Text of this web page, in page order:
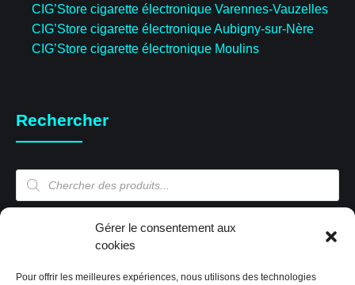
Gérer le consentement aux
cookies
Pour offrir les meilleures expériences, nous utilisons des technologies
CIG’Store cigarette électronique Varennes-Vauzelles
CIG’Store cigarette électronique Aubigny-sur-Nère
CIG’Store cigarette électronique Moulins
Rechercher
Recherche
produits
Mon compte